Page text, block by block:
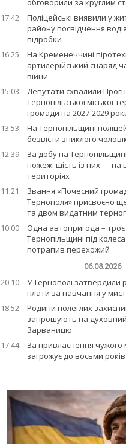
обговорили за круглим
17:42
Поліцейські виявили у
району посвідчення
підробки
16:25
На Кременеччині
артилерійський снаряд
війни
15:03
Депутати схвалили
Тернопільської міської
громади на 2027-2029
13:53
На Тернопільщині
безвісти зниклого
12:39
За добу на
пожеж: шість із них — на
територіях
11:21
Звання «Почесний
Тернополя» присвоєно
та двом видатним
10:00
Одна автопригода –
Тернопільщині під
потрапив перехожий
06.08.2026
20:10
У Тернополі затвердили
плати за навчання у
18:52
Родини полеглих
запрошують на
Зарваницю
17:44
За привласнення чужого
загрожує до восьми